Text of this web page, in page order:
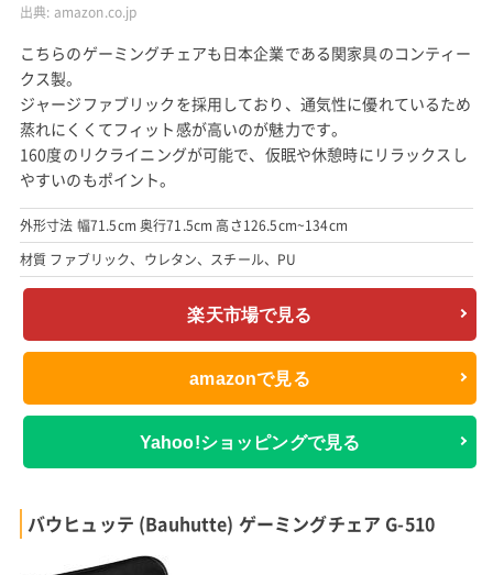
出典: amazon.co.jp
こちらのゲーミングチェアも日本企業である関家具のコンティー
クス製。
ジャージファブリックを採用しており、通気性に優れているため
蒸れにくくてフィット感が高いのが魅力です。
160度のリクライニングが可能で、仮眠や休憩時にリラックスし
やすいのもポイント。
外形寸法 幅71.5cm 奥行71.5cm 高さ126.5cm~134cm
材質 ファブリック、ウレタン、スチール、PU
楽天市場で見る
amazonで見る
Yahoo!ショッピングで見る
バウヒュッテ (Bauhutte) ゲーミングチェア G-510